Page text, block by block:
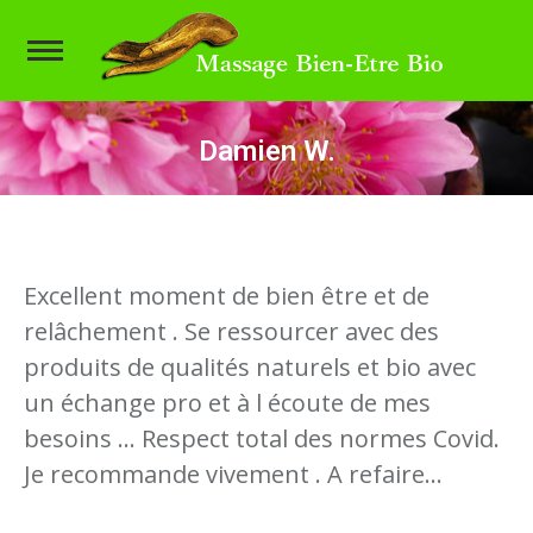
Damien W.
Vous êtes ici :
Excellent moment de bien être et de
relâchement . Se ressourcer avec des
produits de qualités naturels et bio avec
un échange pro et à l écoute de mes
besoins … Respect total des normes Covid.
Je recommande vivement . A refaire…